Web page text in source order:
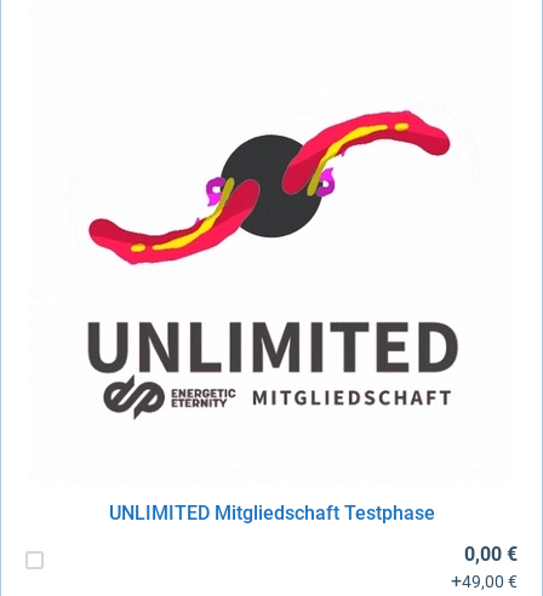
UNLIMITED Mitgliedschaft Testphase
0,00 €
+49,00 €